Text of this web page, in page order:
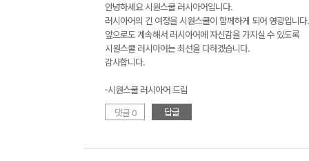
안녕하세요 시원스쿨 러시아어입니다.
러시아어의 긴 여정을 시원스쿨이 함께하게 되어 영광입니다.
앞으로도 계속해서 러시아어에 자신감을 가지실 수 있도록
시원스쿨 러시아어는 최선을 다하겠습니다.
감사합니다.
-시원스쿨 러시아어 드림
댓글 0
답글